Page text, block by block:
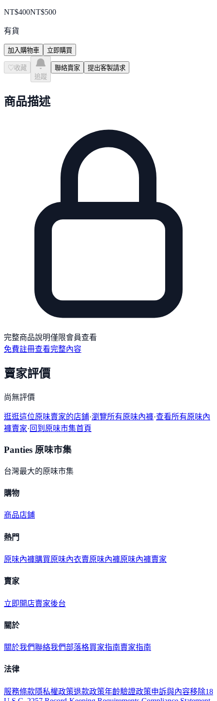
NT$400NT$500
有貨
加入購物車 立即購買
♡ 收藏
追蹤
聯絡賣家 提出客製請求
商品描述
完整商品說明僅限會員查看
免費註冊查看完整內容
賣家評價
尚無評價
逛逛這位原味賣家的店鋪·瀏覽所有原味內褲·查看所有原味內
褲賣家·回到原味市集首頁
Panties 原味市集
台灣最大的原味市集
購物
商品店鋪
熱門
原味內褲購買原味內衣賣原味內褲原味內褲賣家
賣家
立即開店賣家後台
關於
關於我們聯絡我們部落格買家指南賣家指南
法律
服務條款隱私權政策退款政策年齡驗證政策申訴與內容移除18